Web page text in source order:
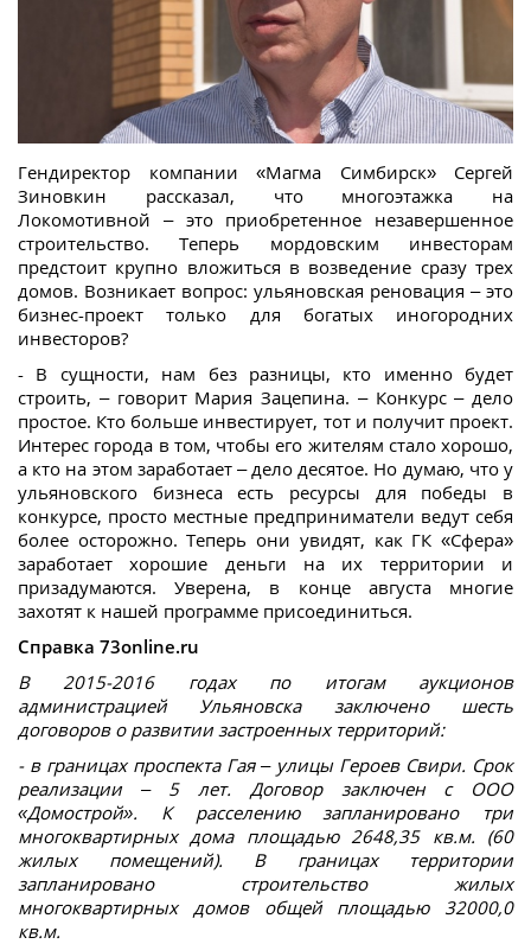
Гендиректор компании «Магма Симбирск» Сергей
Зиновкин рассказал, что многоэтажка на
Локомотивной – это приобретенное незавершенное
строительство. Теперь мордовским инвесторам
предстоит крупно вложиться в возведение сразу трех
домов. Возникает вопрос: ульяновская реновация – это
бизнес-проект только для богатых иногородних
инвесторов?
- В сущности, нам без разницы, кто именно будет
строить, – говорит Мария Зацепина. – Конкурс – дело
простое. Кто больше инвестирует, тот и получит проект.
Интерес города в том, чтобы его жителям стало хорошо,
а кто на этом заработает – дело десятое. Но думаю, что у
ульяновского бизнеса есть ресурсы для победы в
конкурсе, просто местные предприниматели ведут себя
более осторожно. Теперь они увидят, как ГК «Сфера»
заработает хорошие деньги на их территории и
призадумаются. Уверена, в конце августа многие
захотят к нашей программе присоединиться.
Справка 73online.ru
В 2015-2016 годах по итогам аукционов
администрацией Ульяновска заключено шесть
договоров о развитии застроенных территорий:
- в границах проспекта Гая – улицы Героев Свири. Срок
реализации – 5 лет. Договор заключен с ООО
«Домострой». К расселению запланировано три
многоквартирных дома площадью 2648,35 кв.м. (60
жилых помещений). В границах территории
запланировано строительство жилых
многоквартирных домов общей площадью 32000,0
кв.м.